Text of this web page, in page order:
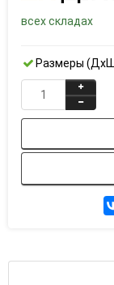
всех складах
Размеры